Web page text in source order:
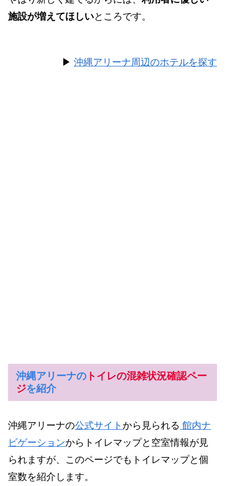
施設が増えてほしいところです。
▶ 沖縄アリーナ周辺のホテルを探す
沖縄アリーナの トイレの混雑状況確認ペー
ジを紹介
沖縄アリーナの公式サイト から見られる 館内ナ
ビゲーションからトイレマップと空室情報が見
られますが、このページでもトイレマップと個
室数を紹介します。